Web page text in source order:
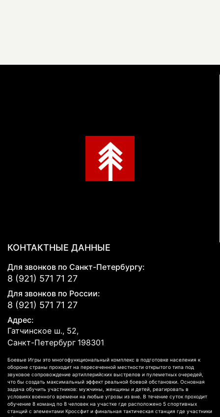
КОНТАКТНЫЕ ДАННЫЕ
Для звонков по Санкт-Петербургу:
8 (921) 571 71 27
Для звонков по России:
8 (921) 571 71 27
Адрес:
Гатчинское ш., 52,
Санкт-Петербург 198301
Боевые Игры это многофункциональный комплекс в подготовке населения к
обороне страны проходит на пересеченной местности открытого типа под
звуковое сопровождение артиллерийских выстрелов и пулеметных очередей,
что бы создать максимальный эффект реальной боевой обстановки. Основная
задача обучить участников: мужчины, женщины и детей, реагировать в
условиях военного времени на любые угрозы из вне. В течение суток проходит
обучение 8 команд по 8 человек на участке где расположено 5 спортивных
станций с элементами Кроссфит и финальная тактическая станция где участники